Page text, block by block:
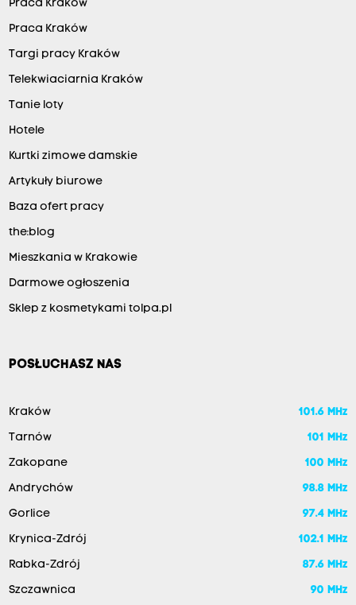
Praca Kraków
Praca Kraków
Targi pracy Kraków
Telekwiaciarnia Kraków
Tanie loty
Hotele
Kurtki zimowe damskie
Artykuły biurowe
Baza ofert pracy
the:blog
Mieszkania w Krakowie
Darmowe ogłoszenia
Sklep z kosmetykami tolpa.pl
POSŁUCHASZ NAS
Kraków 101.6 MHz
Tarnów 101 MHz
Zakopane 100 MHz
Andrychów 98.8 MHz
Gorlice 97.4 MHz
Krynica-Zdrój 102.1 MHz
Rabka-Zdrój 87.6 MHz
Szczawnica 90 MHz